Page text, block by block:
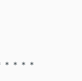
＊＊＊